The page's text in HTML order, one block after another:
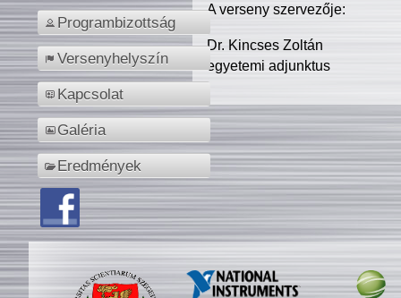
Programbizottság
Versenyhelyszín
Kapcsolat
Galéria
Eredmények
A verseny szervezője:
Dr. Kincses Zoltán
egyetemi adjunktus